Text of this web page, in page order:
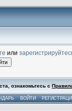
или
ознакомьтесь с
ВОЙТИ